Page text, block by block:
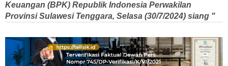
Keuangan (BPK) Republik Indonesia Perwakilan
Provinsi Sulawesi Tenggara, Selasa (30/7/2024) siang "